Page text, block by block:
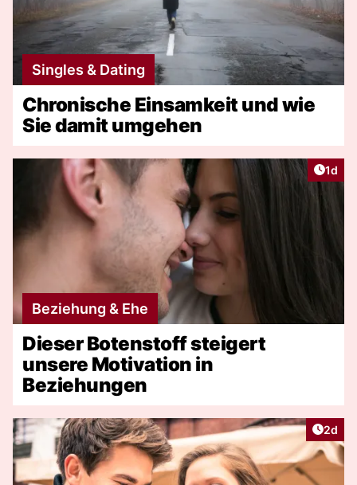
Singles & Dating
Chronische Einsamkeit und wie
Sie damit umgehen
1d
Beziehung & Ehe
Dieser Botenstoff steigert
unsere Motivation in
Beziehungen
2d